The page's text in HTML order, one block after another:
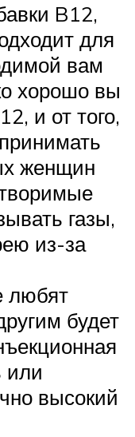
B12,
для
вам
хорошо вы
и от того,
женщин
газы,
из-за
любят
будет
или
высокий